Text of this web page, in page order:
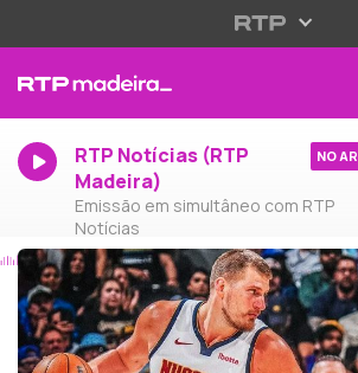
RTP Notícias (RTP
Madeira)
Emissão em simultâneo com RTP
Notícias
NO AR